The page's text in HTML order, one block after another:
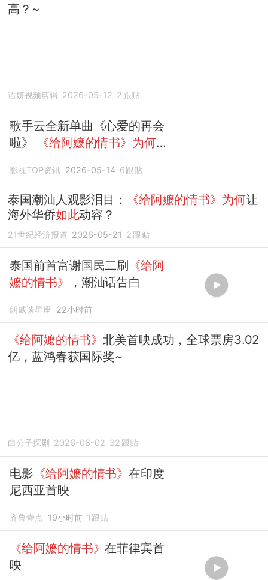
高？~
语妍视频剪辑 2026-05-12 2 跟贴
歌手云全新单曲《心爱的再会
啦》
《给阿嬷的情书》为何如
影视TOP资讯 2026-05-14 6跟贴
泰国潮汕人观影泪目： 《给阿嬷的情书》为何让
海外华侨如此动容？
21世纪经济报道 2026-05-21 2 跟贴
泰国前首富谢国民二刷 《给阿
嬷的情书》
，潮汕话告白
朗威谈星座 22小时前
《给阿嬷的情书》北美首映成功，全球票房3.02
亿，蓝鸿春获国际奖~
白公子探剧 2026-08-02 32 跟贴
电影 《给阿嬷的情书》在印度
尼西亚首映
齐鲁壹点 19小时前 1 跟贴
《给阿嬷的情书》在菲律宾首
映